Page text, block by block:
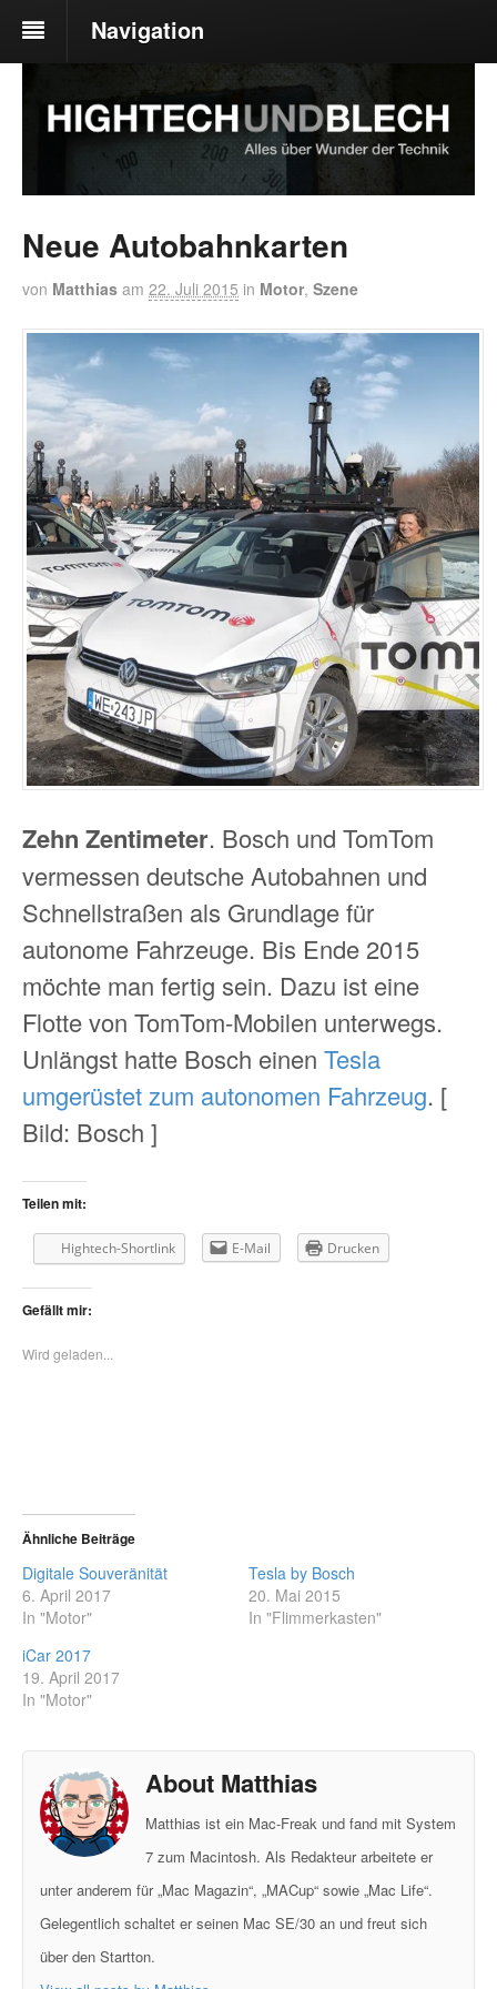
Navigation
Neue Autobahnkarten
von Matthias am 22. Juli 2015 in Motor, Szene
Zehn Zentimeter. Bosch und TomTom
vermessen deutsche Autobahnen und
Schnellstraßen als Grundlage für
autonome Fahrzeuge. Bis Ende 2015
möchte man fertig sein. Dazu ist eine
Flotte von TomTom-Mobilen unterwegs.
Unlängst hatte Bosch einen Tesla
umgerüstet zum autonomen Fahrzeug. [
Bild: Bosch ]
Teilen mit:
Hightech-Shortlink E-Mail Drucken
Gefällt mir:
Wird geladen...
Ähnliche Beiträge
Digitale Souveränität
6. April 2017
In "Motor"
Tesla by Bosch
20. Mai 2015
In "Flimmerkasten"
iCar 2017
19. April 2017
In "Motor"
About Matthias
Matthias ist ein Mac-Freak und fand mit System
7 zum Macintosh. Als Redakteur arbeitete er
unter anderem für „Mac Magazin“, „MACup“ sowie „Mac Life“.
Gelegentlich schaltet er seinen Mac SE/30 an und freut sich
über den Startton.